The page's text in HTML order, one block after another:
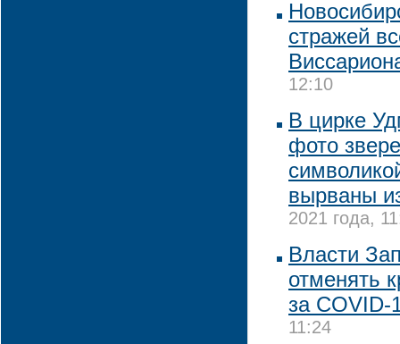
стражей
12:10
В цирке
фото
вырваны
2021 года,
Власти
отменять
за COVID-
11:24